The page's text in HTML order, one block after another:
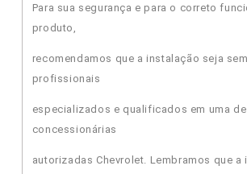
Para sua segurança e para o correto
produto,
recomendamos que a instalação seja
profissionais
especializados e qualificados em uma
concessionárias
autorizadas Chevrolet. Lembramos que a